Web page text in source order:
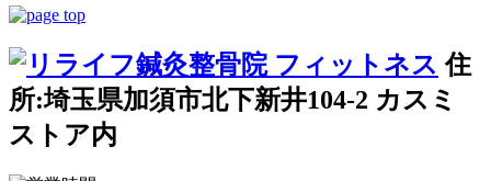
住
所:埼玉県加須市北下新井104-2 カスミ
ストア内